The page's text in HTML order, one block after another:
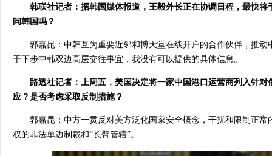
韩联社记者：据韩国媒体报道，王毅外长正在协调日程，最快
问韩国吗？
郭嘉昆：中韩互为重要近邻和博天堂在线开户的合作伙伴，推
于下步中韩双边高层交往事宜，我没有可以提供的具体信息。
路透社记者：上周五，美国决定将一家中国港口运营商列入针
应？是否考虑采取反制措施？
郭嘉昆：中方一贯反对美方泛化国家安全概念，干扰和限制正
权的非法单边制裁和“长臂管辖”。